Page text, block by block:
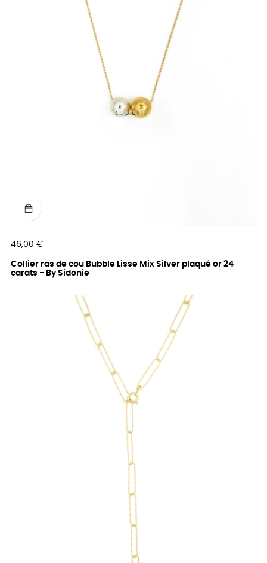
Prix
46,00 €
Collier ras de cou Bubble Lisse Mix Silver plaqué or 24
carats - By Sidonie